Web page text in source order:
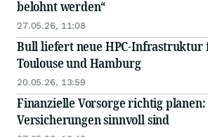
belohnt werden“
27.05.26, 11:08
Bull liefert neue HPC-Infrastruktur
Toulouse und Hamburg
20.05.26, 13:59
Finanzielle Vorsorge richtig planen:
Versicherungen sinnvoll sind